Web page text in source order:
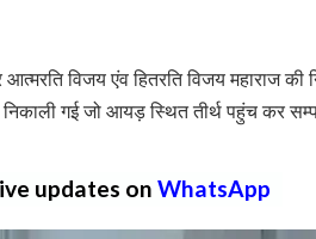
विजय एंव हितरति विजय महाराज की
गई जो आयड़ स्थित तीर्थ पहुंच कर
updates on WhatsApp